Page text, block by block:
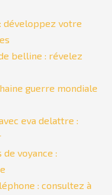
développez votre
belline : révelez
guerre mondiale
eva delattre :
voyance :
: consultez à